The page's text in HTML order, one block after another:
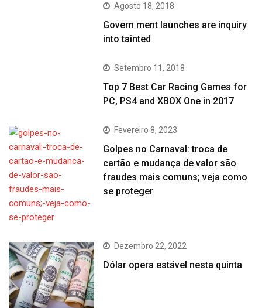
Agosto 18, 2018
Govern ment launches are inquiry
into tainted
Setembro 11, 2018
Top 7 Best Car Racing Games for
PC, PS4 and XBOX One in 2017
Fevereiro 8, 2023
Golpes no Carnaval: troca de
cartão e mudança de valor são
fraudes mais comuns; veja como
se proteger
Dezembro 22, 2022
Dólar opera estável nesta quinta